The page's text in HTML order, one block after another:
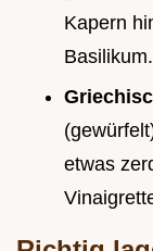
Kapern
Basilikum.
etwas